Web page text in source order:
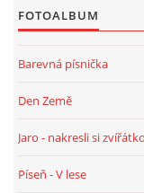
FOTOALBUM
Barevná písnička
Den Země
Jaro - nakresli si zvířátko
Píseň - V lese